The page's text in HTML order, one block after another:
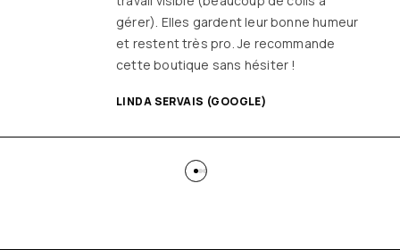
ou quasiment) J’adore y faire un tour et
on ne sort jamais (ou presque) sans rien